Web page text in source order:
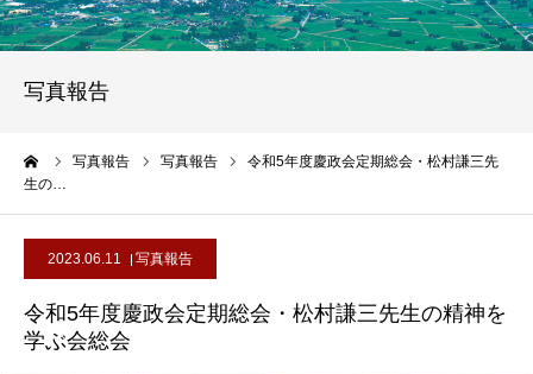
写真報告
写真報告 写真報告
令和5年度慶政会定期総会・松村謙三先
生の…
2023.06.11 写真報告
令和5年度慶政会定期総会・松村謙三先生の精神を
学ぶ会総会